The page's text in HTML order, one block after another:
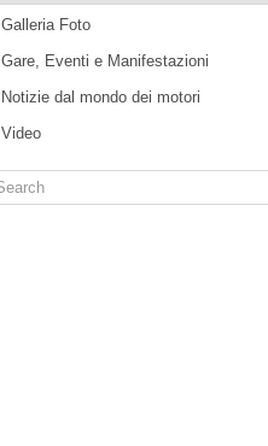
Galleria Foto
Gare, Eventi e Manifestazioni
Notizie dal mondo dei motori
Video